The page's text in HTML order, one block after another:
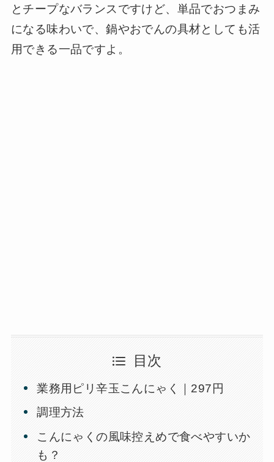
とチープなバランスですけど、単品でおつまみ
になる味わいで、鍋やおでんの具材としても活
用できる一品ですよ。
目次
業務用ピリ辛玉こんにゃく｜297円
調理方法
こんにゃくの風味控えめで食べやすいか
も？